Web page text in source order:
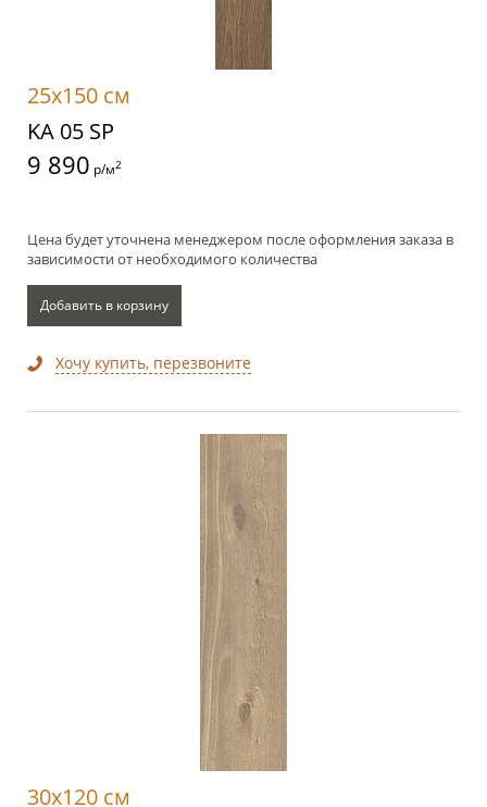
25x150 см
KA 05 SP
9 890 р/м2
Цена будет уточнена менеджером после оформления заказа в
зависимости от необходимого количества
Добавить в корзину
Хочу купить, перезвоните
30x120 см